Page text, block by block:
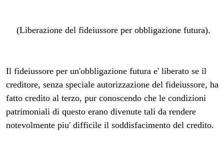
(Liberazione del fideiussore per obbligazione futura).
Il fideiussore per un'obbligazione futura e' liberato se il
creditore, senza speciale autorizzazione del fideiussore, ha
fatto credito al terzo, pur conoscendo che le condizioni
patrimoniali di questo erano divenute tali da rendere
notevolmente piu' difficile il soddisfacimento del credito.